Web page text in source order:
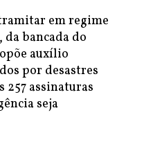
em regime
da bancada do
auxílio
por desastres
257 assinaturas
seja